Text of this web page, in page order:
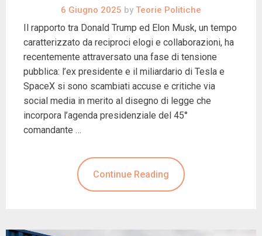
6 Giugno 2025 by Teorie Politiche
Il rapporto tra Donald Trump ed Elon Musk, un tempo
caratterizzato da reciproci elogi e collaborazioni, ha
recentemente attraversato una fase di tensione
pubblica: l’ex presidente e il miliardario di Tesla e
SpaceX si sono scambiati accuse e critiche via
social media in merito al disegno di legge che
incorpora l’agenda presidenziale del 45°
comandante …
Continue Reading